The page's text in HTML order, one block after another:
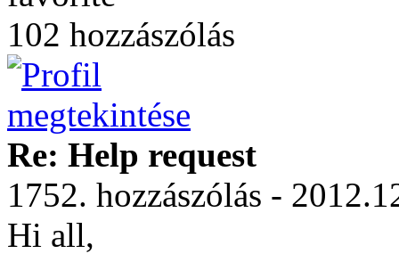
102 hozzászólás
Re: Help request
1752. hozzászólás -
Hi all,